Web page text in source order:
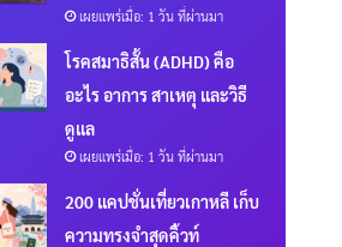
เผยแพร่เมื่อ: 1 วัน ที่ผ่านมา
โรคสมาธิสั้น (ADHD) คือ
อะไร อาการ สาเหตุ และวิธี
ดูแล
เผยแพร่เมื่อ: 1 วัน ที่ผ่านมา
200 แคปชั่นเที่ยวเกาหลี เก็บ
ความทรงจำสุดคิ้วท์